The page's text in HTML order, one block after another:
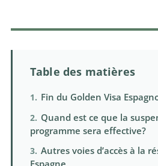
Table des matières
Fin du Golden Visa
Quand est ce que la
programme sera effective?
Autres voies d’accès à la